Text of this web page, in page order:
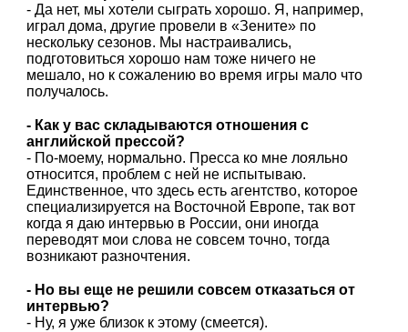
- Да нет, мы хотели сыграть хорошо. Я, например,
играл дома, другие провели в «Зените» по
нескольку сезонов. Мы настраивались,
подготовиться хорошо нам тоже ничего не
мешало, но к сожалению во время игры мало что
получалось.
- Как у вас складываются отношения с
английской прессой?
- По-моему, нормально. Пресса ко мне лояльно
относится, проблем с ней не испытываю.
Единственное, что здесь есть агентство, которое
специализируется на Восточной Европе, так вот
когда я даю интервью в России, они иногда
переводят мои слова не совсем точно, тогда
возникают разночтения.
- Но вы еще не решили совсем отказаться от
интервью?
- Ну, я уже близок к этому (смеется).